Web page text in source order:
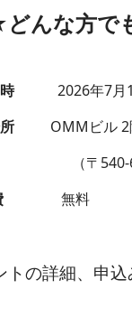
な方で
時
2026年7月
OMMビル 2
6591 大阪
無料
トの詳細、申込